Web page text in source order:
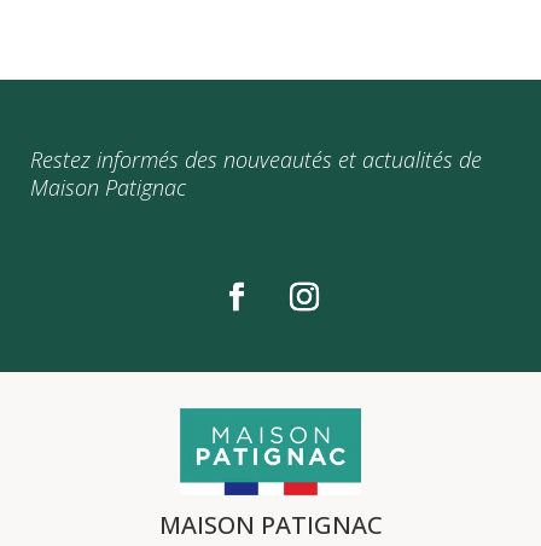
Restez informés des nouveautés et actualités de
Maison Patignac
MAISON PATIGNAC